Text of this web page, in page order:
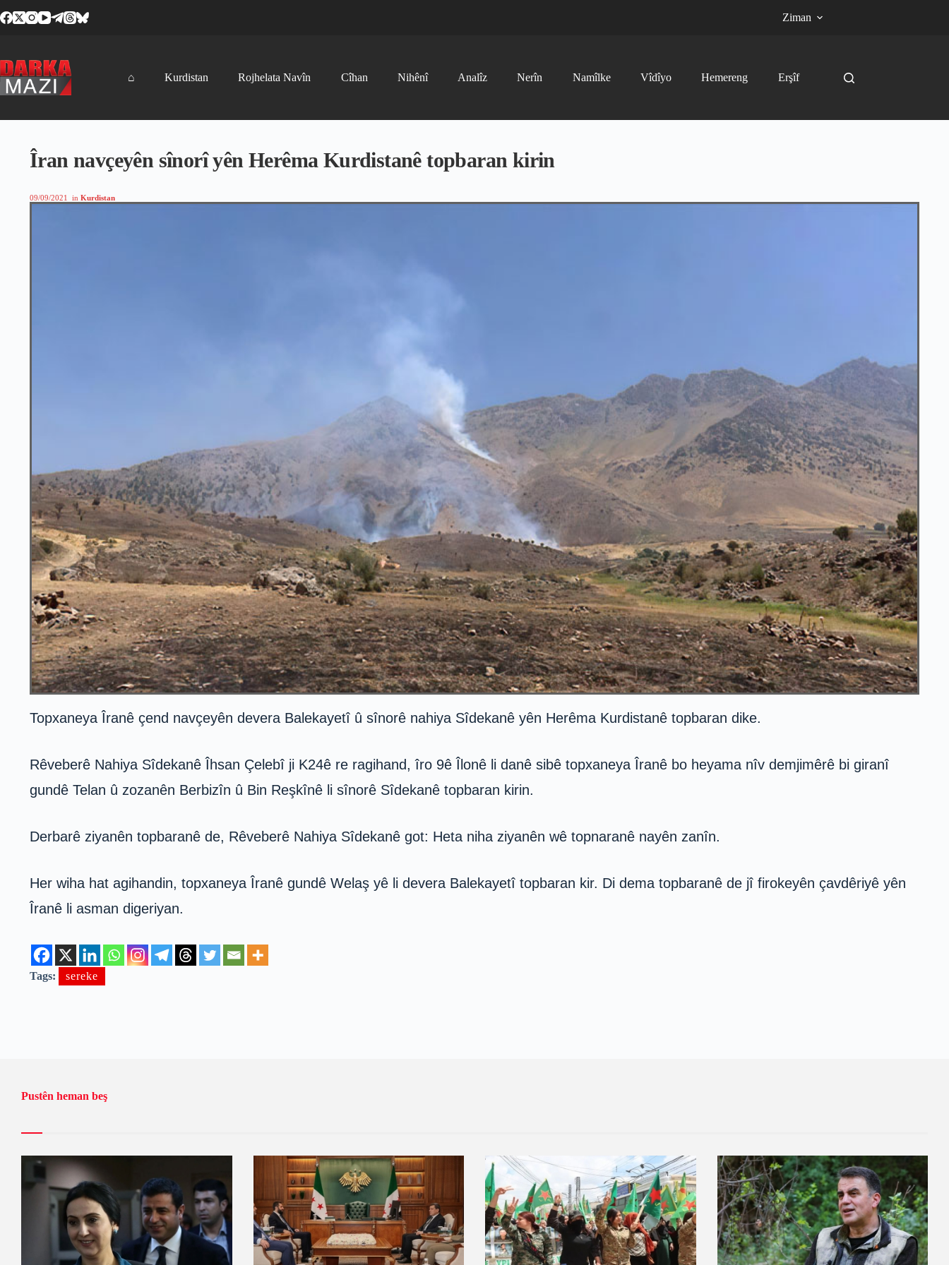
to
Ziman
⌂ Kurdistan Rojhelata Navîn Cîhan Nihênî Analîz Nerîn Namîlke Vîdîyo Hemereng Erşîf
Îran navçeyên sînorî yên Herêma Kurdistanê topbaran kirin
09/09/2021 in Kurdistan
Topxaneya Îranê çend navçeyên devera Balekayetî û sînorê nahiya Sîdekanê yên Herêma Kurdistanê topbaran dike.
Rêveberê Nahiya Sîdekanê Îhsan Çelebî ji K24ê re ragihand, îro 9ê Îlonê li danê sibê topxaneya Îranê bo heyama nîv demjimêrê bi giranî
gundê Telan û zozanên Berbizîn û Bin Reşkînê li sînorê Sîdekanê topbaran kirin.
Derbarê ziyanên topbaranê de, Rêveberê Nahiya Sîdekanê got: Heta niha ziyanên wê topnaranê nayên zanîn.
Her wiha hat agihandin, topxaneya Îranê gundê Welaş yê li devera Balekayetî topbaran kir. Di dema topbaranê de jî firokeyên çavdêriyê yên
Îranê li asman digeriyan.
Tags: sereke
Pustên heman beş